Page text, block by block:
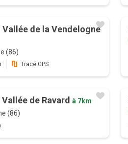
de la Vendelogne
(86)
Tracé GPS
de Ravardà 7km
(86)